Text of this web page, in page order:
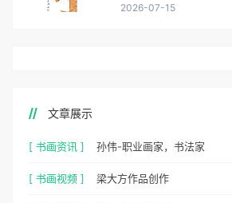
2026-07-15
文章展示
[ 书画资讯 ] 孙伟-职业画家，书法家
[ 书画视频 ] 梁大方作品创作